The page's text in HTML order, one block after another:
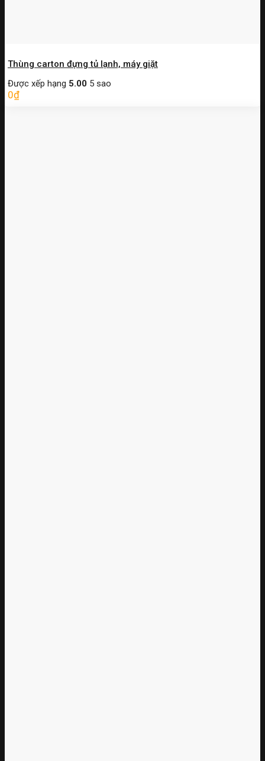
Thùng carton đựng tủ lạnh, máy giặt
Được xếp hạng 5.00 5 sao
0₫